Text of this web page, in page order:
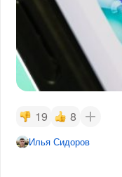
19 8
Илья Сидоров